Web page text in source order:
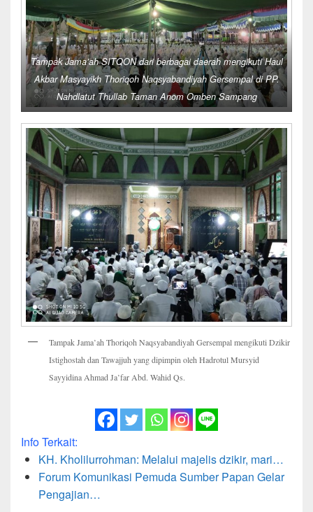
Tampak Jama’ah SITQON dari berbagai daerah mengikuti Haul
Akbar Masyayikh Thoriqoh Naqsyabandiyah Gersempal di PP.
Nahdlatut Thullab Taman Anom Omben Sampang
Tampak Jama’ah Thoriqoh Naqsyabandiyah Gersempal mengikuti Dzikir
Istighostah dan Tawajjuh yang dipimpin oleh Hadrotul Mursyid
Sayyidina Ahmad Ja’far Abd. Wahid Qs.
Info Terkait:
KH. Kholilurrohman: Melalui majelis dzikir, mari…
Forum Komunikasi Pemuda Sumber Papan Gelar
Pengajian…